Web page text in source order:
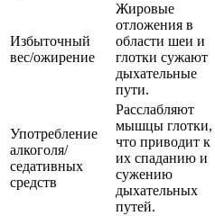
Избыточный
вес/ожирение
Жировые
отложения в
области шеи и
глотки сужают
дыхательные
пути.
Употребление
алкоголя/
седативных
средств
Расслабляют
мышцы глотки,
что приводит к
их спаданию и
сужению
дыхательных
путей.